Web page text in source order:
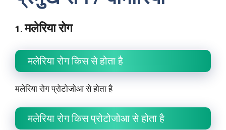
1.मलेरिया रोग
मलेरिया रोग किस से होता है
मलेरिया रोग प्रोटोजोआ से होता है
मलेरिया रोग किस प्रोटोजोआ से होता है